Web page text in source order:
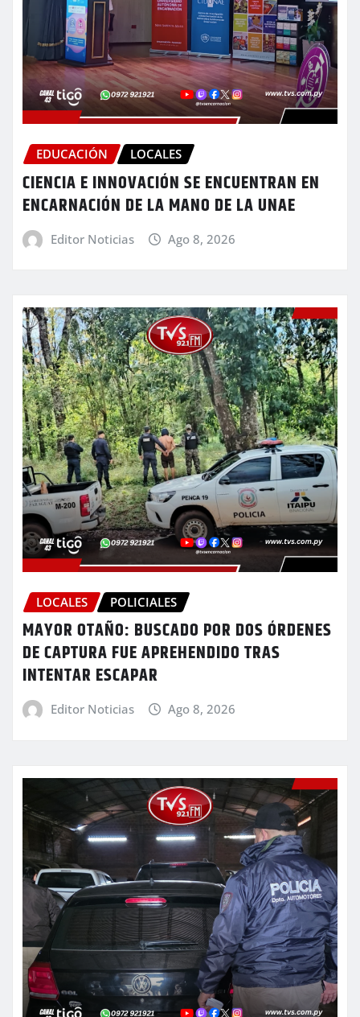
EDUCACIÓN LOCALES
CIENCIA E INNOVACIÓN SE ENCUENTRAN EN
ENCARNACIÓN DE LA MANO DE LA UNAE
Editor Noticias Ago 8, 2026
LOCALES POLICIALES
MAYOR OTAÑO: BUSCADO POR DOS ÓRDENES
DE CAPTURA FUE APREHENDIDO TRAS
INTENTAR ESCAPAR
Editor Noticias Ago 8, 2026